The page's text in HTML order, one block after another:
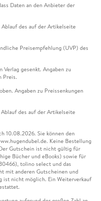
Daten an den Anbieter der
des auf der Artikelseite
Preisempfehlung (UVP) des
gesenkt. Angaben zu
Preis.
Angaben zu Preissenkungen
des auf der Artikelseite
10.08.2026. Sie können den
Keine Bestellung
Gutschein ist nicht gültig für
Bücher und eBooks) sowie für
tolino select und das
mit anderen Gutscheinen und
ist nicht möglich. Ein Weiterverkauf